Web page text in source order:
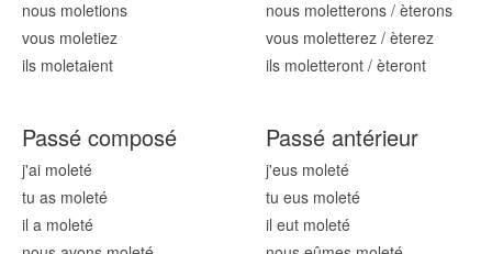
nous moletions
vous moletiez
ils moletaient
nous moletterons/ èterons
vous moletterez/ èterez
ils moletteront/ èteront
Passé composé
j'ai moleté
tu as moleté
il a moleté
Passé antérieur
j'eus moleté
tu eus moleté
il eut moleté